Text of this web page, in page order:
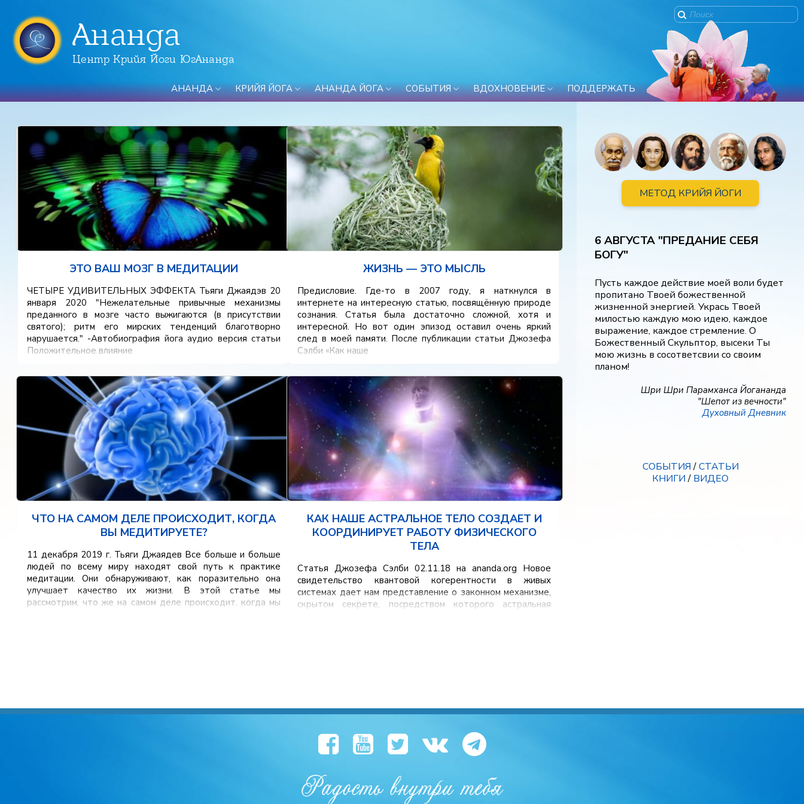
Ананда
Центр Крийя Йоги ЮгАнанда
АНАНДА КРИЙЯ ЙОГА АНАНДА ЙОГА СОБЫТИЯ ВДОХНОВЕНИЕ ПОДДЕРЖАТЬ
ЭТО ВАШ МОЗГ В МЕДИТАЦИИ
ЧЕТЫРЕ УДИВИТЕЛЬНЫХ ЭФФЕКТА Тьяги Джаядэв 20
января 2020 "Нежелательные привычные механизмы
преданного в мозге часто выжигаются (в присутствии
святого); ритм его мирских тенденций благотворно
нарушается." -Автобиография йога аудио версия статьи
Положительное влияние
ЖИЗНЬ — ЭТО МЫСЛЬ
Предисловие. Где-то в 2007 году, я наткнулся в
интернете на интересную статью, посвящённую природе
сознания. Статья была достаточно сложной, хотя и
интересной. Но вот один эпизод оставил очень яркий
след в моей памяти. После публикации статьи Джозефа
Сэлби «Как наше
ЧТО НА САМОМ ДЕЛЕ ПРОИСХОДИТ, КОГДА
ВЫ МЕДИТИРУЕТЕ?
11 декабря 2019 г. Тьяги Джаядев Все больше и больше
людей по всему миру находят свой путь к практике
медитации. Они обнаруживают, как поразительно она
улучшает качество их жизни. В этой статье мы
рассмотрим, что же на самом деле происходит, когда мы
КАК НАШЕ АСТРАЛЬНОЕ ТЕЛО СОЗДАЕТ И
КООРДИНИРУЕТ РАБОТУ ФИЗИЧЕСКОГО
ТЕЛА
Статья Джозефа Сэлби 02.11.18 на ananda.org Новое
свидетельство квантовой когерентности в живых
системах дает нам представление о законном механизме,
скрытом секрете, посредством которого астральная
МЕТОД КРИЙЯ ЙОГИ
6 АВГУСТА "ПРЕДАНИЕ СЕБЯ
БОГУ"
Пусть каждое действие моей воли будет
пропитано Твоей божественной
жизненной энергией. Укрась Твоей
милостью каждую мою идею, каждое
выражение, каждое стремление. О
Божественный Скульптор, высеки Ты
мою жизнь в сосответсвии со своим
планом!
Шри Шри Парамханса Йогананда
"Шепот из вечности"
Духовный Дневник
СОБЫТИЯ/СТАТЬИ
КНИГИ/ ВИДЕО